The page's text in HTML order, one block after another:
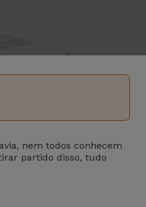
nem todos conhecem
partido disso, tudo